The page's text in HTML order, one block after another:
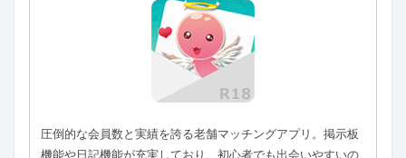
圧倒的な会員数と実績を誇る老舗マッチングアプリ。掲示板
機能や日記機能が充実しており、初心者でも出会いやすいの